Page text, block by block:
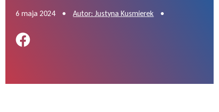
6 maja 2024 • Autor: Justyna Kusmierek •
Podziel się na FB